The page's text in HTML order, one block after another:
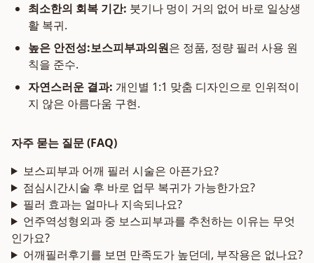
최소한의 회복 기간: 붓기나 멍이 거의 없어 바로 일상생
활 복귀.
높은 안전성:보스피부과의원은 정품, 정량 필러 사용 원
칙을 준수.
자연스러운 결과: 개인별 1:1 맞춤 디자인으로 인위적이
지 않은 아름다움 구현.
자주 묻는 질문 (FAQ)
보스피부과 어깨 필러 시술은 아픈가요?
점심시간시술 후 바로 업무 복귀가 가능한가요?
필러 효과는 얼마나 지속되나요?
언주역성형외과 중 보스피부과를 추천하는 이유는 무엇
인가요?
어깨필러후기를 보면 만족도가 높던데, 부작용은 없나요?